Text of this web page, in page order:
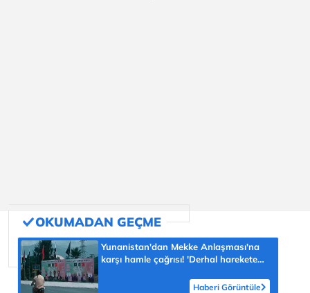
Yunanistan'dan Mekke Anlaşması'na
karşı hamle çağrısı! 'Derhal harekete
Haberi Görüntüle